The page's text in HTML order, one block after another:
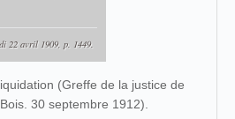
22 avril 1909, p. 1449.
(Greffe de la justice de
30 septembre 1912).